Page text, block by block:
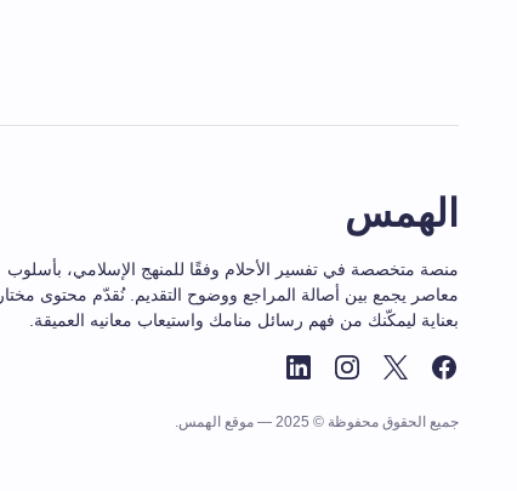
الهمس
منصة متخصصة في تفسير الأحلام وفقًا للمنهج الإسلامي، بأسلوب
معاصر يجمع بين أصالة المراجع ووضوح التقديم. نُقدّم محتوى مختار
بعناية ليمكّنك من فهم رسائل منامك واستيعاب معانيه العميقة.
جميع الحقوق محفوظة © 2025 — موقع الهمس.